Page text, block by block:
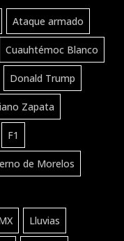
Ataque armado
Cuauhtémoc Blanco
Donald Trump
Zapata
F1
de Morelos
Lluvias